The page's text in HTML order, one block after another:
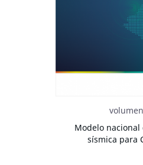
Modelo nacional
sísmica para